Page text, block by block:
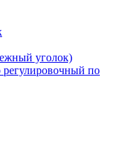
уголок)
регулировочный по